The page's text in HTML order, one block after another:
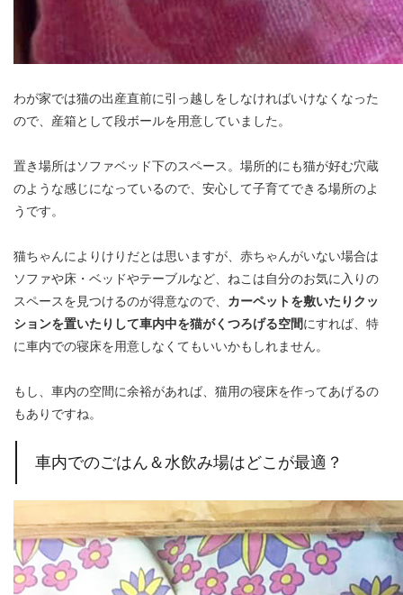
わが家では猫の出産直前に引っ越しをしなければいけなくなった
ので、産箱として段ボールを用意していました。
置き場所はソファベッド下のスペース。場所的にも猫が好む穴蔵
のような感じになっているので、安心して子育てできる場所のよ
うです。
猫ちゃんによりけりだとは思いますが、赤ちゃんがいない場合は
ソファや床・ベッドやテーブルなど、ねこは自分のお気に入りの
スペースを見つけるのが得意なので、 カーペットを敷いたりクッ
ションを置いたりして車内中を猫がくつろげる空間にすれば、特
に車内での寝床を用意しなくてもいいかもしれません。
もし、車内の空間に余裕があれば、猫用の寝床を作ってあげるの
もありですね。
車内でのごはん＆水飲み場はどこが最適？